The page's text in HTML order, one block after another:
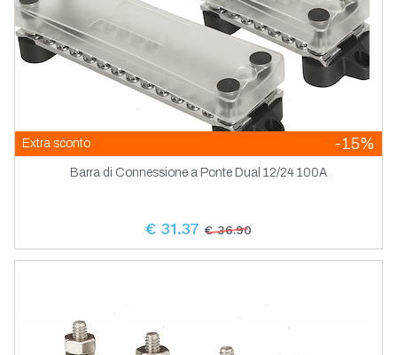
Extra sconto -15%
Barra di Connessione a Ponte Dual 12/24 100A
€ 31.37 € 36.90